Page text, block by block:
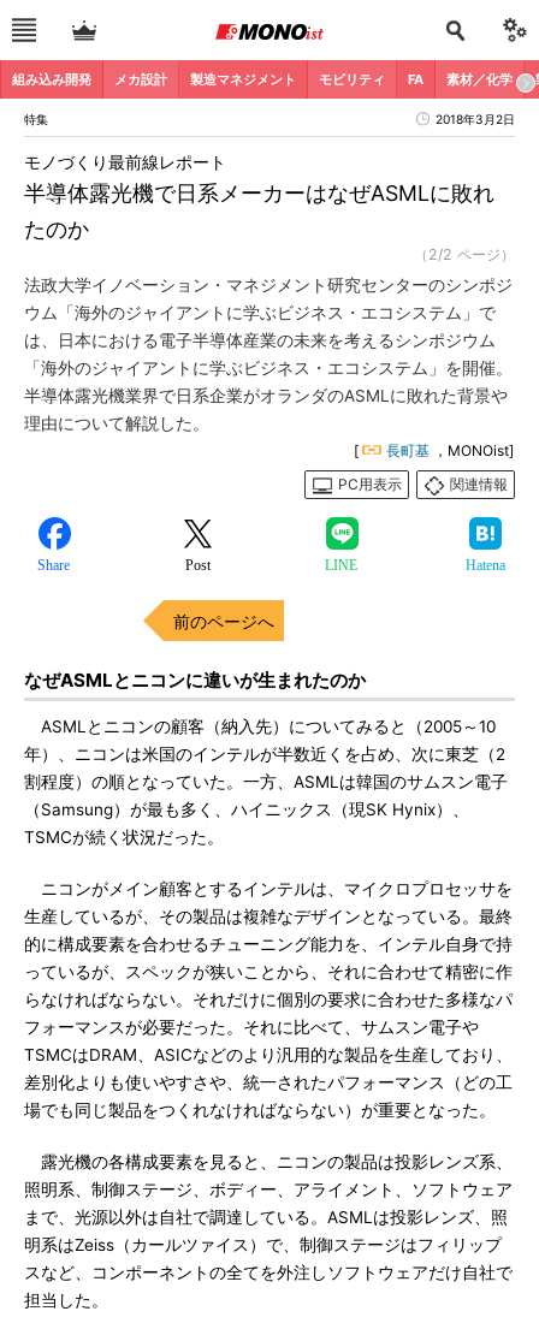
組み込み開発 メカ設計 製造マネジメント モビリティ FA 素材／化学
特集 2018年3月2日
半導体露光機で日系メーカーはなぜASMLに敗れ
たのか
モノづくり最前線レポート
（2/2 ページ）
法政大学イノベーション・マネジメント研究センターのシンポジ
ウム「海外のジャイアントに学ぶビジネス・エコシステム」で
は、日本における電子半導体産業の未来を考えるシンポジウム
「海外のジャイアントに学ぶビジネス・エコシステム」を開催。
半導体露光機業界で日系企業がオランダのASMLに敗れた背景や
理由について解説した。
[ 長町基 ，MONOist]
PC用表示
関連情報
Share Post LINE Hatena
前のページへ
なぜASMLとニコンに違いが生まれたのか
ASMLとニコンの顧客（納入先）についてみると（2005～10
年）、ニコンは米国のインテルが半数近くを占め、次に東芝（2
割程度）の順となっていた。一方、ASMLは韓国のサムスン電子
（Samsung）が最も多く、ハイニックス（現SK Hynix）、
TSMCが続く状況だった。
ニコンがメイン顧客とするインテルは、マイクロプロセッサを
生産しているが、その製品は複雑なデザインとなっている。最終
的に構成要素を合わせるチューニング能力を、インテル自身で持
っているが、スペックが狭いことから、それに合わせて精密に作
らなければならない。それだけに個別の要求に合わせた多様なパ
フォーマンスが必要だった。それに比べて、サムスン電子や
TSMCはDRAM、ASICなどのより汎用的な製品を生産しており、
差別化よりも使いやすさや、統一されたパフォーマンス（どの工
場でも同じ製品をつくれなければならない）が重要となった。
露光機の各構成要素を見ると、ニコンの製品は投影レンズ系、
照明系、制御ステージ、ボディー、アライメント、ソフトウェア
まで、光源以外は自社で調達している。ASMLは投影レンズ、照
明系はZeiss（カールツァイス）で、制御ステージはフィリップ
スなど、コンポーネントの全てを外注しソフトウェアだけ自社で
担当した。